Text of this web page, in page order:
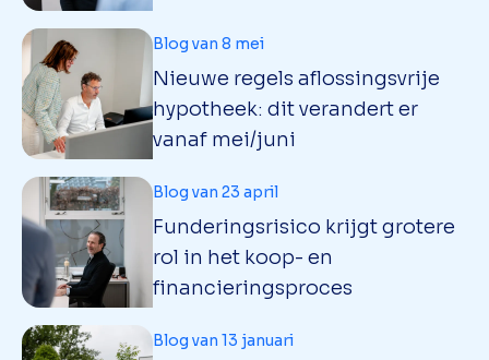
Nieuwe regels aflossingsvrije
hypotheek: dit verandert er
vanaf mei/juni
Blog van 8 mei
Funderingsrisico krijgt grotere
rol in het koop- en
financieringsproces
Blog van 23 april
Blog van 13 januari